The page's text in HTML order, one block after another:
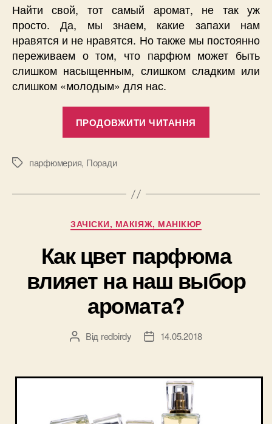
Найти свой, тот самый аромат, не так уж
просто. Да, мы знаем, какие запахи нам
нравятся и не нравятся. Но также мы постоянно
переживаем о том, что парфюм может быть
слишком насыщенным, слишком сладким или
слишком «молодым» для нас.
ПРОДОВЖИТИ ЧИТАННЯ
Позначкипарфюмерия, Поради
Категорії
ЗАЧІСКИ, МАКІЯЖ, МАНІКЮР
Как цвет парфюма
влияет на наш выбор
аромата?
Автор
Від redbirdy
Дата14.05.2018